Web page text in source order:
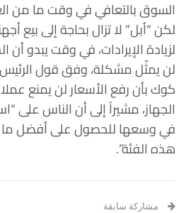
السوق بالتعافي في وقت ما من
لكن “أبل” لا تزال بحاجة إلى بيع
لزيادة الإيرادات، في وقت يبدو
لن يمثّل مشكلة، وفق قول الرئيس
كوك بأن رفع الأسعار لن يمنع
الجهاز، مشيراً إلى أن الناس على
في وسعها للحصول على أفضل
هذه الفئة”.
مشاركة سابقة